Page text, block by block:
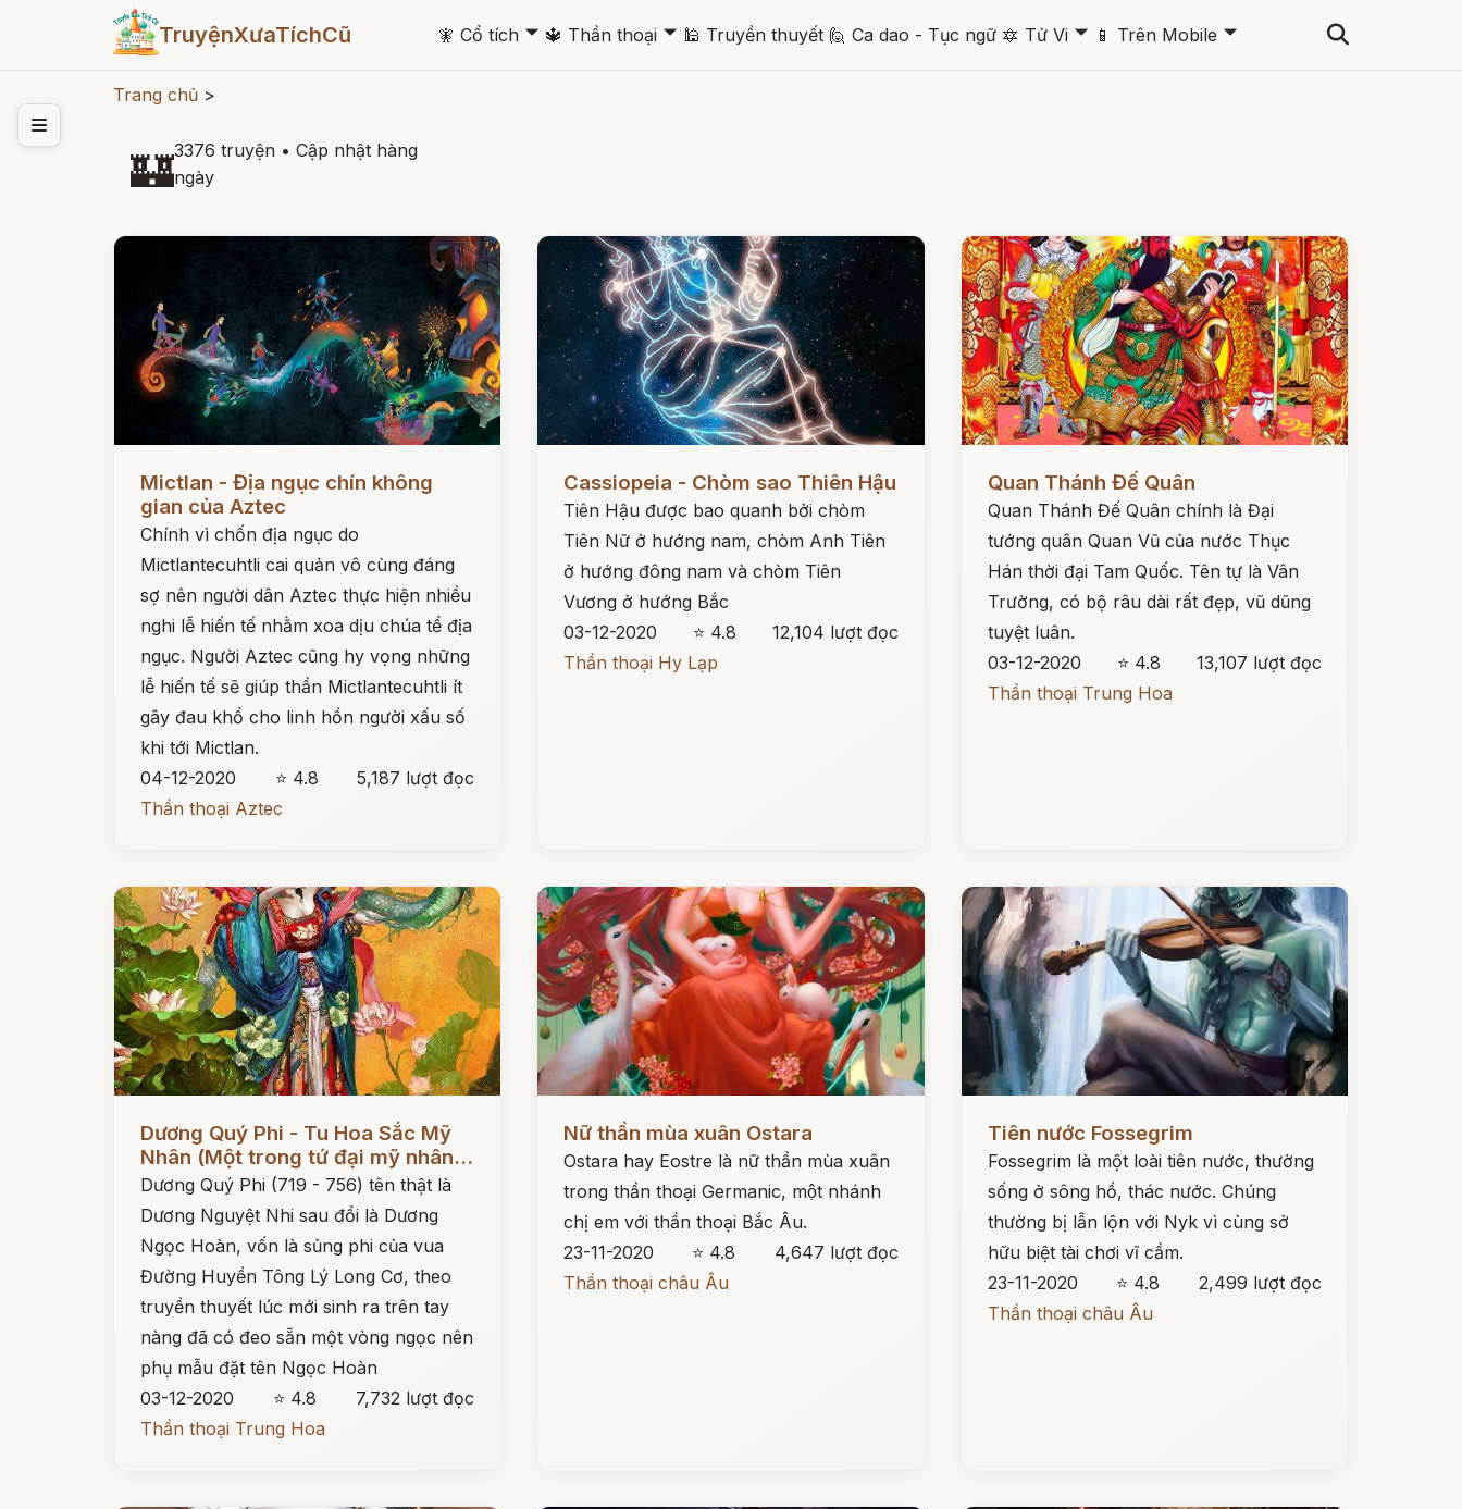
TruyệnXưaTíchCũ 🧚 Cổ tích 🞃 🔱 Thần thoại 🞃 🕌 Truyền thuyết 🙋 Ca dao - Tục ngữ 🔯 Tử Vi 🞃 📱 Trên Mobile 🞃
Trang chủ >
🏰3376 truyện • Cập nhật hàng
ngày
Mictlan - Địa ngục chín không
gian của Aztec
Chính vì chốn địa ngục do
Mictlantecuhtli cai quản vô cùng đáng
sợ nên người dân Aztec thực hiện nhiều
nghi lễ hiến tế nhằm xoa dịu chúa tể địa
ngục. Người Aztec cũng hy vọng những
lễ hiến tế sẽ giúp thần Mictlantecuhtli ít
gây đau khổ cho linh hồn người xấu số
khi tới Mictlan.
04-12-2020
⭐ 4.8
5,187 lượt đọc
Thần thoại Aztec
Cassiopeia - Chòm sao Thiên Hậu
Tiên Hậu được bao quanh bởi chòm
Tiên Nữ ở hướng nam, chòm Anh Tiên
ở hướng đông nam và chòm Tiên
Vương ở hướng Bắc
03-12-2020
⭐ 4.8
12,104 lượt đọc
Thần thoại Hy Lạp
Quan Thánh Đế Quân
Quan Thánh Đế Quân chính là Đại
tướng quân Quan Vũ của nước Thục
Hán thời đại Tam Quốc. Tên tự là Vân
Trường, có bộ râu dài rất đẹp, vũ dũng
tuyệt luân.
03-12-2020
⭐ 4.8
13,107 lượt đọc
Thần thoại Trung Hoa
Dương Quý Phi - Tu Hoa Sắc Mỹ
Nhân (Một trong tứ đại mỹ nhân...
Dương Quý Phi (719 - 756) tên thật là
Dương Nguyệt Nhi sau đổi là Dương
Ngọc Hoàn, vốn là sủng phi của vua
Đường Huyền Tông Lý Long Cơ, theo
truyền thuyết lúc mới sinh ra trên tay
nàng đã có đeo sẵn một vòng ngọc nên
phụ mẫu đặt tên Ngọc Hoàn
03-12-2020
⭐ 4.8
7,732 lượt đọc
Thần thoại Trung Hoa
Nữ thần mùa xuân Ostara
Ostara hay Eostre là nữ thần mùa xuân
trong thần thoại Germanic, một nhánh
chị em với thần thoại Bắc Âu.
23-11-2020
⭐ 4.8
4,647 lượt đọc
Thần thoại châu Âu
Tiên nước Fossegrim
Fossegrim là một loài tiên nước, thường
sống ở sông hồ, thác nước. Chúng
thường bị lẫn lộn với Nyk vì cùng sở
hữu biệt tài chơi vĩ cầm.
23-11-2020
⭐ 4.8
2,499 lượt đọc
Thần thoại châu Âu